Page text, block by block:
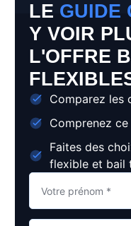
LE GUIDE
Y VOIR
L'OFFRE
Comparez les
Comprenez
Faites des
flexible et bail